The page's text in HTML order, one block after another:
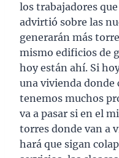
los trabajadores
advirtió sobre las
generarán más
mismo edificios de
hoy están ahí. Si
una vivienda donde
tenemos muchos
va a pasar si en el
torres donde van a
hará que sigan